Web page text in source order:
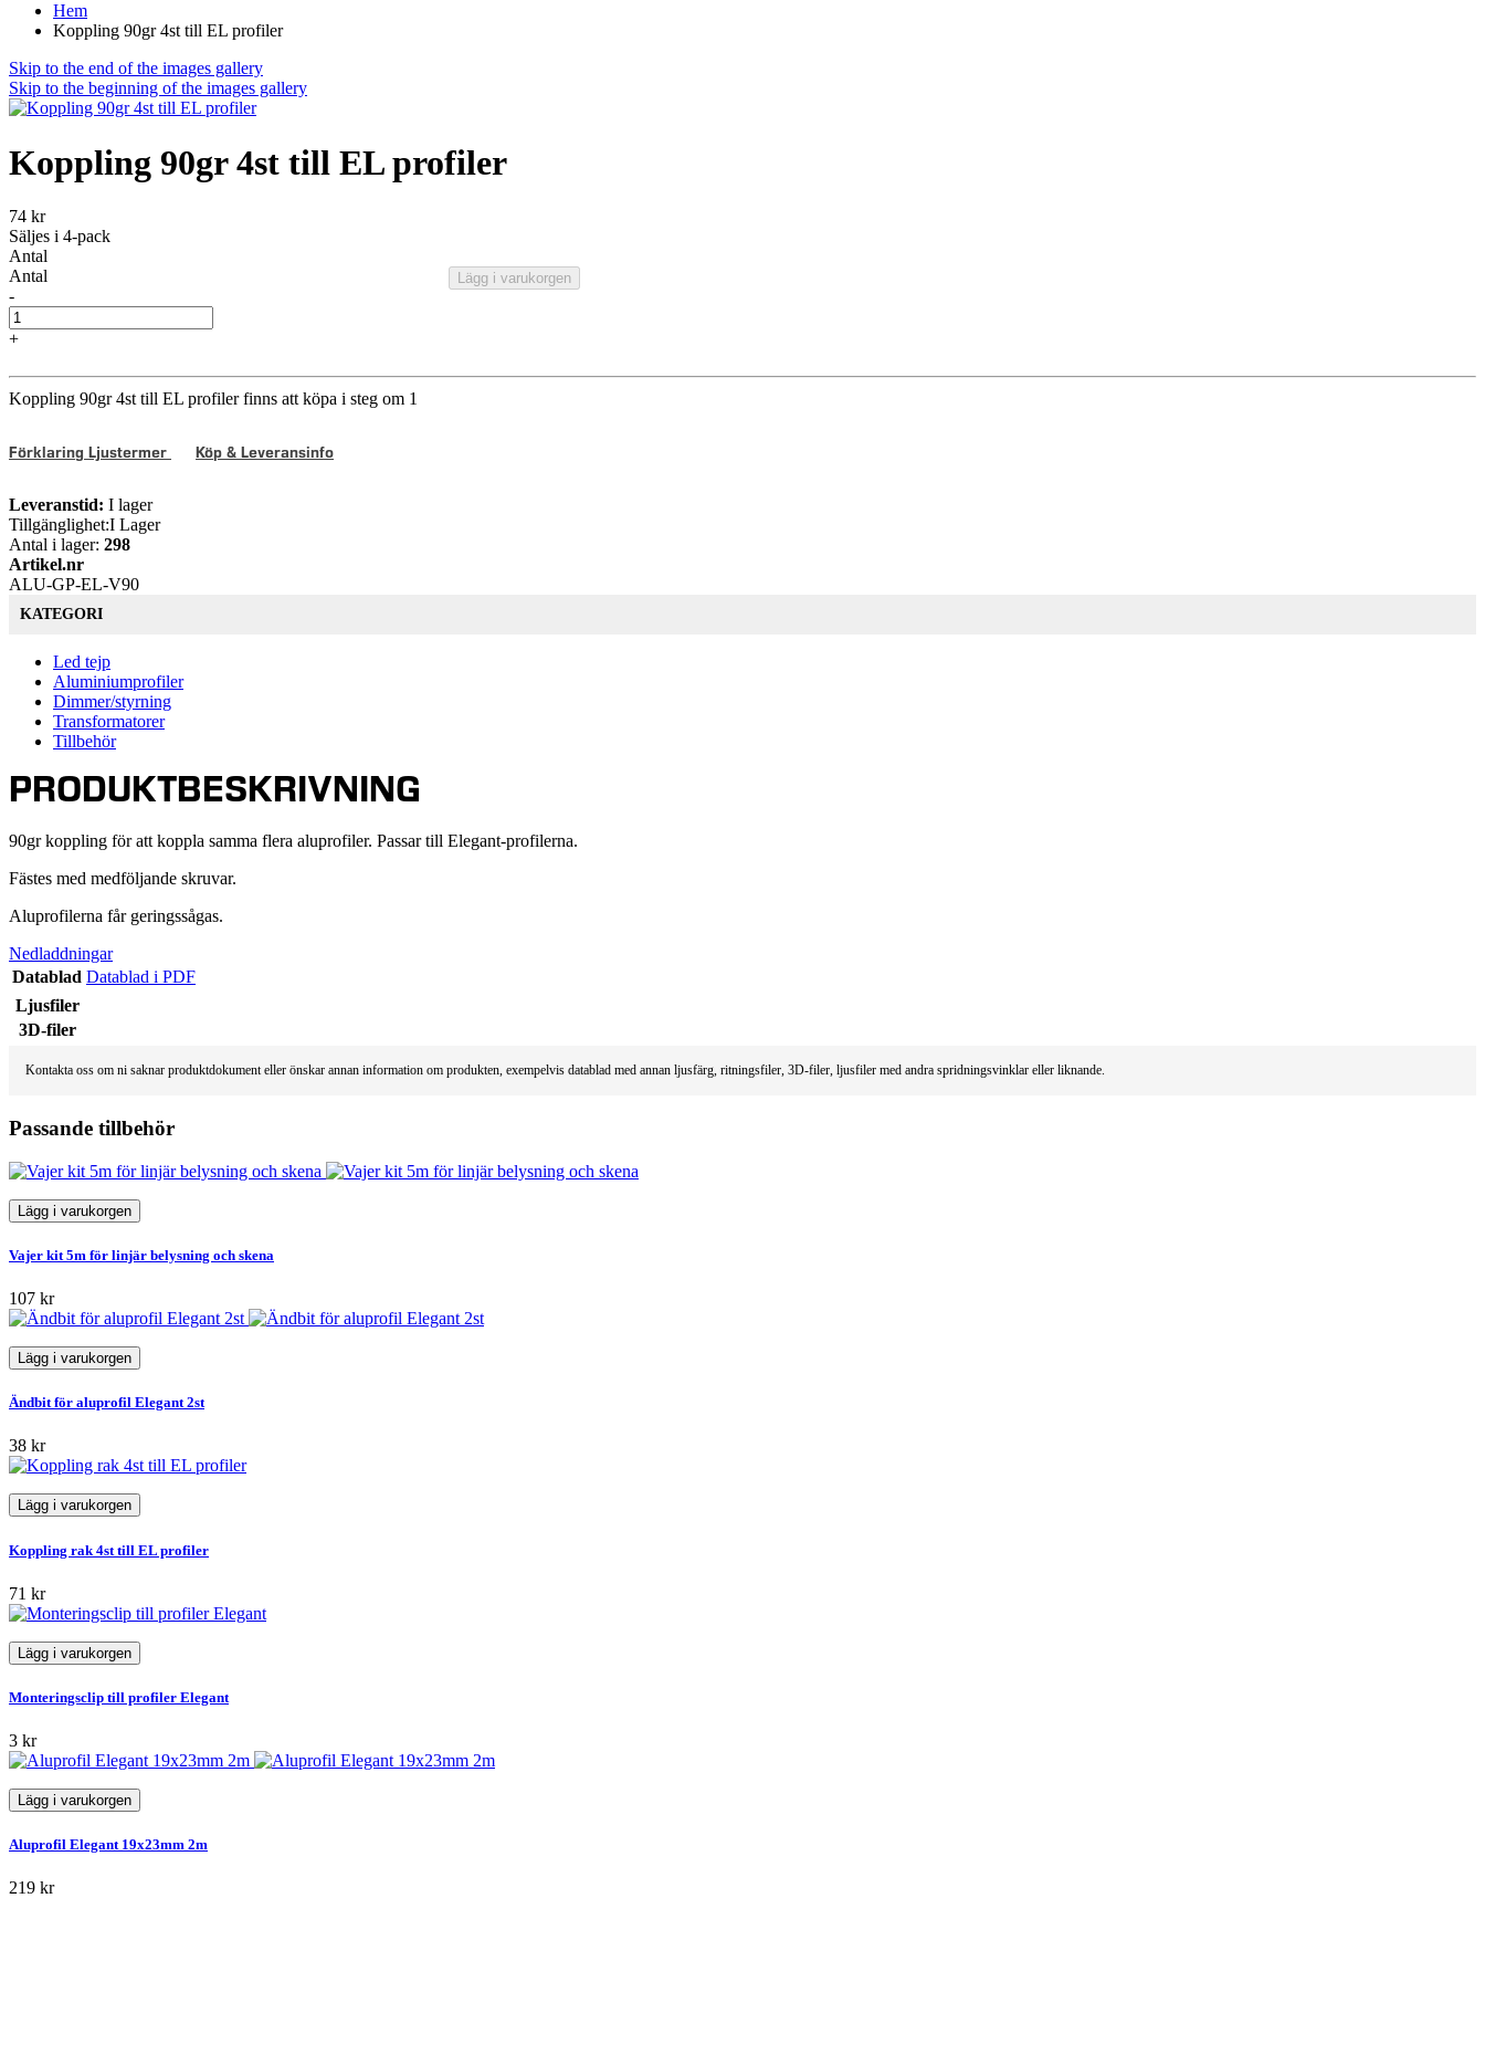
Hem
Koppling 90gr 4st till EL profiler
Skip to the end of the images gallery
Skip to the beginning of the images gallery
Koppling 90gr 4st till EL profiler
74 kr
Säljes i 4-pack
Antal
Antal
-
+
Lägg i varukorgen
Koppling 90gr 4st till EL profiler finns att köpa i steg om 1
Förklaring Ljustermer Köp & Leveransinfo
Leveranstid: I lager
Tillgänglighet:I Lager
Antal i lager: 298
Artikel.nr
ALU-GP-EL-V90
KATEGORI
Led tejp
Aluminiumprofiler
Dimmer/styrning
Transformatorer
Tillbehör
PRODUKTBESKRIVNING
90gr koppling för att koppla samma flera aluprofiler. Passar till Elegant-profilerna.
Fästes med medföljande skruvar.
Aluprofilerna får geringssågas.
Nedladdningar
Datablad Datablad i PDF
Ljusfiler
3D-filer
Kontakta oss om ni saknar produktdokument eller önskar annan information om produkten, exempelvis datablad med annan ljusfärg, ritningsfiler, 3D-filer, ljusfiler med andra spridningsvinklar eller liknande.
Passande tillbehör
Lägg i varukorgen
Vajer kit 5m för linjär belysning och skena
107 kr
Lägg i varukorgen
Ändbit för aluprofil Elegant 2st
38 kr
Lägg i varukorgen
Koppling rak 4st till EL profiler
71 kr
Lägg i varukorgen
Monteringsclip till profiler Elegant
3 kr
Lägg i varukorgen
Aluprofil Elegant 19x23mm 2m
219 kr